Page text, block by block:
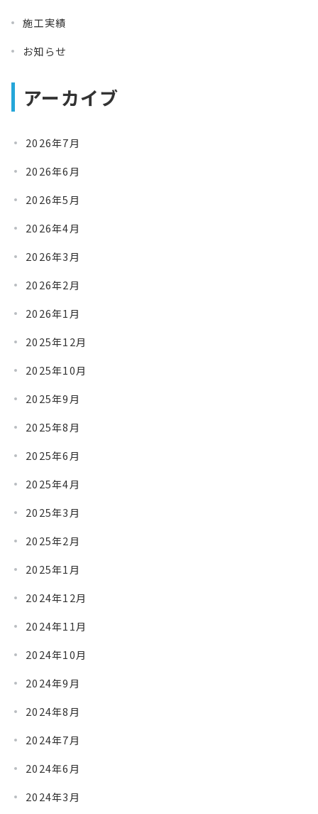
施工実績
お知らせ
アーカイブ
2026年7月
2026年6月
2026年5月
2026年4月
2026年3月
2026年2月
2026年1月
2025年12月
2025年10月
2025年9月
2025年8月
2025年6月
2025年4月
2025年3月
2025年2月
2025年1月
2024年12月
2024年11月
2024年10月
2024年9月
2024年8月
2024年7月
2024年6月
2024年3月